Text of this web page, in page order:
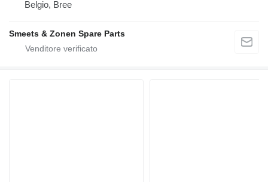
Belgio, Bree
Smeets & Zonen Spare Parts